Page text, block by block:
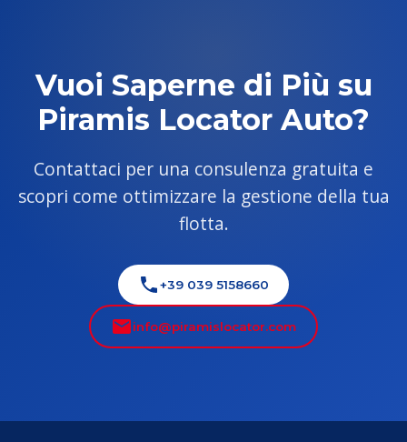
Vuoi Saperne di Più su
Piramis Locator Auto?
Contattaci per una consulenza gratuita e
scopri come ottimizzare la gestione della tua
flotta.
+39 039 5158660
info@piramislocator.com